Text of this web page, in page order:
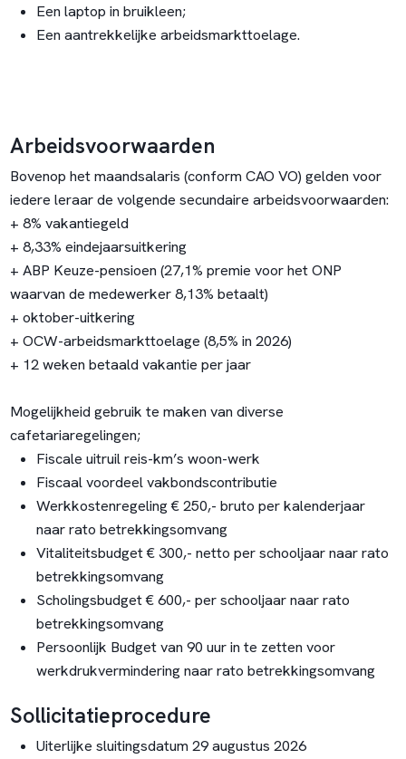
Een laptop in bruikleen;
Een aantrekkelijke arbeidsmarkttoelage.
Arbeidsvoorwaarden
Bovenop het maandsalaris (conform CAO VO) gelden voor
iedere leraar de volgende secundaire arbeidsvoorwaarden:
+ 8% vakantiegeld
+ 8,33% eindejaarsuitkering
+ ABP Keuze-pensioen (27,1% premie voor het ONP
waarvan de medewerker 8,13% betaalt)
+ oktober-uitkering
+ OCW-arbeidsmarkttoelage (8,5% in 2026)
+ 12 weken betaald vakantie per jaar
Mogelijkheid gebruik te maken van diverse
cafetariaregelingen;
Fiscale uitruil reis-km’s woon-werk
Fiscaal voordeel vakbondscontributie
Werkkostenregeling € 250,- bruto per kalenderjaar
naar rato betrekkingsomvang
Vitaliteitsbudget € 300,- netto per schooljaar naar rato
betrekkingsomvang
Scholingsbudget € 600,- per schooljaar naar rato
betrekkingsomvang
Persoonlijk Budget van 90 uur in te zetten voor
werkdrukvermindering naar rato betrekkingsomvang
Sollicitatieprocedure
Uiterlijke sluitingsdatum 29 augustus 2026